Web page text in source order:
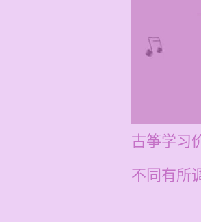
古筝学习
不同有所